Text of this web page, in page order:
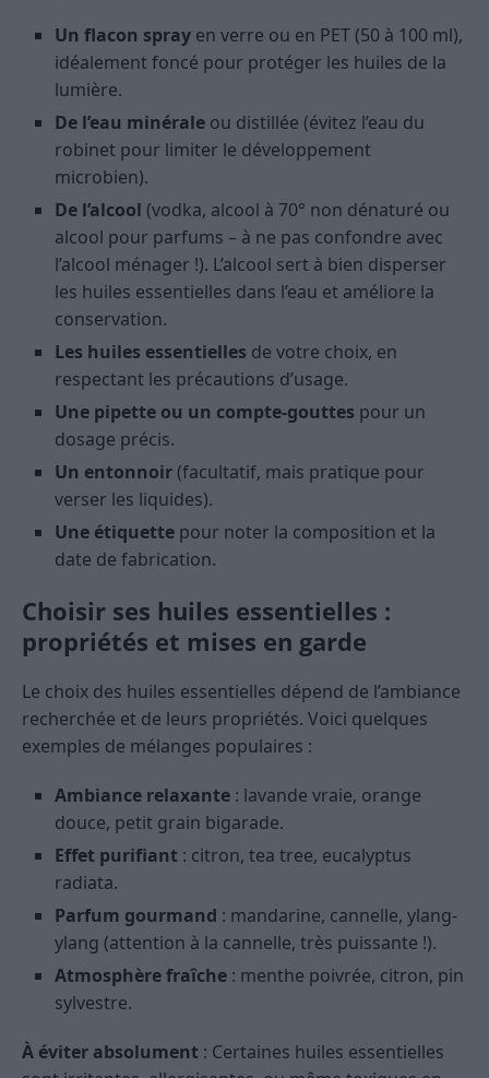
Un flacon spray en verre ou en PET (50 à 100 ml),
idéalement foncé pour protéger les huiles de la
lumière.
De l’eau minérale ou distillée (évitez l’eau du
robinet pour limiter le développement
microbien).
De l’alcool (vodka, alcool à 70° non dénaturé ou
alcool pour parfums – à ne pas confondre avec
l’alcool ménager !). L’alcool sert à bien disperser
les huiles essentielles dans l’eau et améliore la
conservation.
Les huiles essentielles de votre choix, en
respectant les précautions d’usage.
Une pipette ou un compte-gouttes pour un
dosage précis.
Un entonnoir (facultatif, mais pratique pour
verser les liquides).
Une étiquette pour noter la composition et la
date de fabrication.
Choisir ses huiles essentielles :
propriétés et mises en garde
Le choix des huiles essentielles dépend de l’ambiance
recherchée et de leurs propriétés. Voici quelques
exemples de mélanges populaires :
Ambiance relaxante : lavande vraie, orange
douce, petit grain bigarade.
Effet purifiant : citron, tea tree, eucalyptus
radiata.
Parfum gourmand : mandarine, cannelle, ylang-
ylang (attention à la cannelle, très puissante !).
Atmosphère fraîche : menthe poivrée, citron, pin
sylvestre.
À éviter absolument : Certaines huiles essentielles